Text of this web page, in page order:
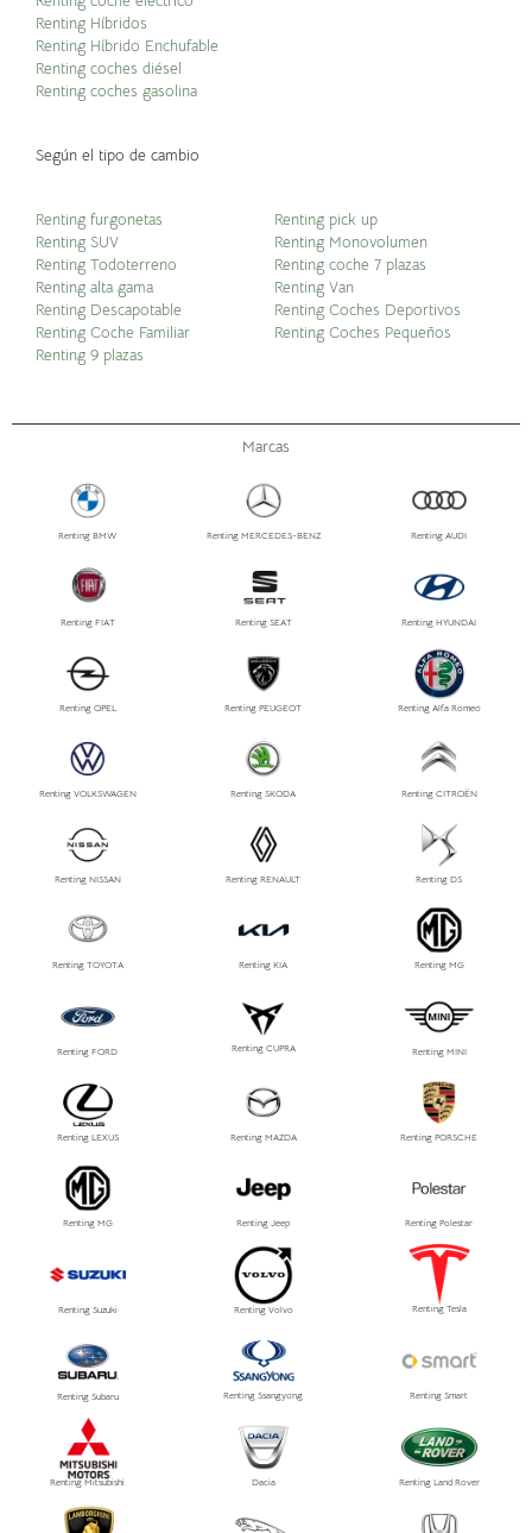
Renting Híbridos
Renting Híbrido Enchufable
Renting coches diésel
Renting coches gasolina
Según el tipo de cambio
Renting furgonetas
Renting SUV
Renting Todoterreno
Renting alta gama
Renting Descapotable
Renting Coche Familiar
Renting 9 plazas
Renting pick up
Renting Monovolumen
Renting coche 7 plazas
Renting Van
Renting Coches Deportivos
Renting Coches Pequeños
Marcas
Renting BMW Renting MERCEDES-BENZ Renting AUDI
Renting FIAT Renting SEAT Renting HYUNDAI
Renting OPEL Renting PEUGEOT Renting Alfa Romeo
Renting VOLKSWAGEN Renting SKODA Renting CITROËN
Renting NISSAN Renting RENAULT Renting DS
Renting TOYOTA Renting KIA Renting MG
Renting FORD Renting CUPRA Renting MINI
Renting LEXUS Renting MAZDA Renting PORSCHE
Renting MG Renting Jeep Renting Polestar
Renting Suzuki Renting Volvo Renting Tesla
Renting Subaru Renting Ssangyong Renting Smart
Renting Mitsubishi Dacia Renting Land Rover